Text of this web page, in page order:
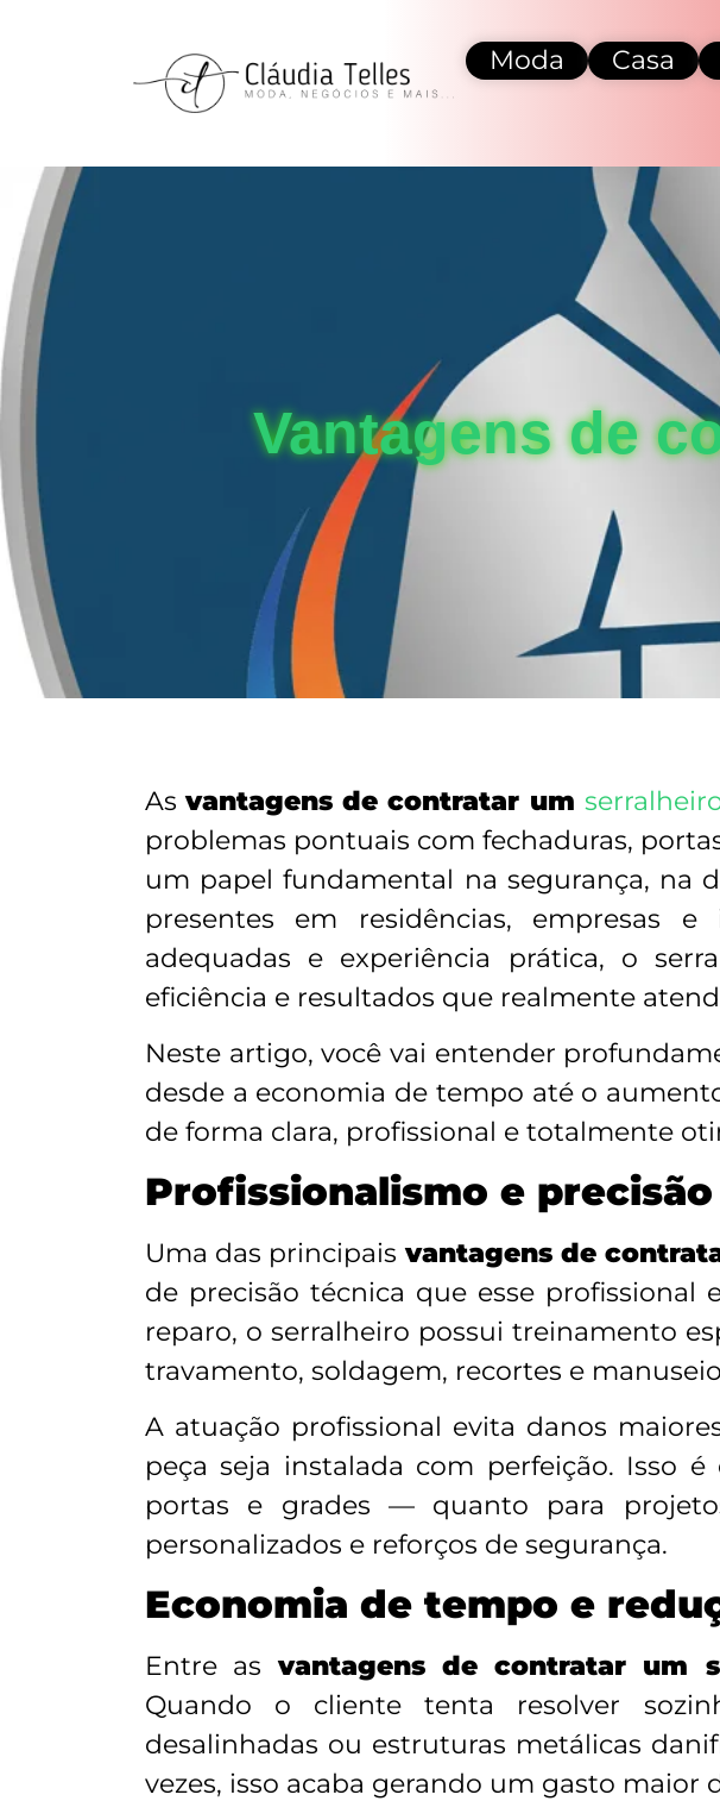
Moda Casa
Vantagens de
Asvantagens de contratar um
problemas pontuais com fechaduras,
um papel fundamental na segurança, na
presentes em residências, empresas
adequadas e experiência prática, o
eficiência e resultados que realmente
Neste artigo, você vai entender
desde a economia de tempo até o
de forma clara, profissional e totalmente
Profissionalismo e
Uma das principaisvantagens de
de precisão técnica que esse
reparo, o serralheiro possui treinamento
travamento, soldagem, recortes e
A atuação profissional evita danos
peça seja instalada com perfeição. Isso
portas e grades — quanto para
personalizados e reforços de segurança.
Economia de tempo e
Entre asvantagens de contratar um
Quando o cliente tenta resolver
desalinhadas ou estruturas metálicas
vezes, isso acaba gerando um gasto maior